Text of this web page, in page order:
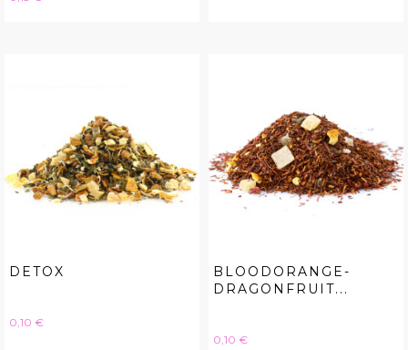
DETOX
Hinta
0,10 €
BLOODORANGE-
DRAGONFRUIT...
Hinta
0,10 €